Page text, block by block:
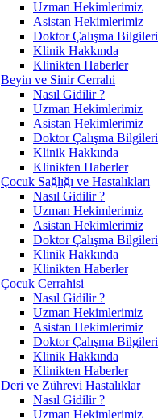
Uzman Hekimlerimiz
Asistan Hekimlerimiz
Doktor Çalışma Bilgileri
Klinik Hakkında
Klinikten Haberler
Beyin ve Sinir Cerrahi
Nasıl Gidilir ?
Uzman Hekimlerimiz
Asistan Hekimlerimiz
Doktor Çalışma Bilgileri
Klinik Hakkında
Klinikten Haberler
Çocuk Sağlığı ve Hastalıkları
Nasıl Gidilir ?
Uzman Hekimlerimiz
Asistan Hekimlerimiz
Doktor Çalışma Bilgileri
Klinik Hakkında
Klinikten Haberler
Çocuk Cerrahisi
Nasıl Gidilir ?
Uzman Hekimlerimiz
Asistan Hekimlerimiz
Doktor Çalışma Bilgileri
Klinik Hakkında
Klinikten Haberler
Deri ve Zührevi Hastalıklar
Nasıl Gidilir ?
Uzman Hekimlerimiz